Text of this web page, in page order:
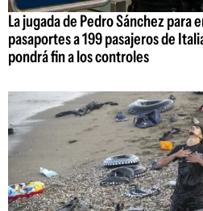
La jugada de Pedro Sánchez para
pasaportes a 199 pasajeros de
pondrá fin a los controles